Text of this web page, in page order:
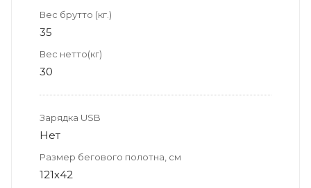
Вес брутто (кг.)
35
Вес нетто(кг)
30
Зарядка USB
Нет
Размер бегового полотна, см
121х42